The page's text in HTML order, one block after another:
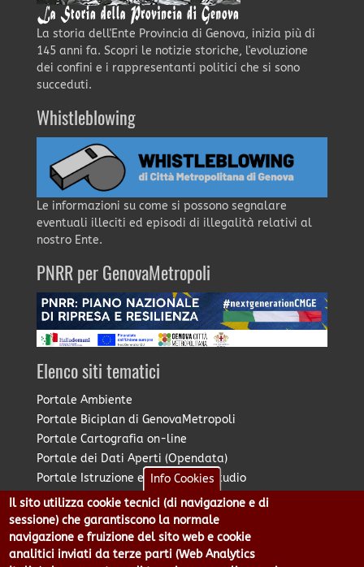
La storia dell'Ente Provincia di Genova, inizia più di
145 anni fa. Scopri le notizie storiche, l'evoluzione
dei confini e i rappresentanti politici che si sono
succeduti.
Whistleblowing
Le informazioni su come si possono segnalare
eventuali illeciti ed episodi di illegalità relativi al
nostro Ente.
PNRR per GenovaMetropoli
Elenco siti tematici
Portale Ambiente
Portale Biciplan di GenovaMetropoli
Portale Cartografia on-line
Portale dei Dati Aperti (Opendata)
Portale Istruzione e Diritto allo Studio
Portale Marketing Territoriale
Portale Piano Strategico Metropolitano
Portale PUMS di GenovaMetropoli
Portale Stazione Unica Appaltante
Info Cookies
Il sito utilizza cookie tecnici (di navigazione e di
sessione) che garantiscono la normale
navigazione e fruizione del sito web e cookie
analitici inviati da terze parti (Web Analytics